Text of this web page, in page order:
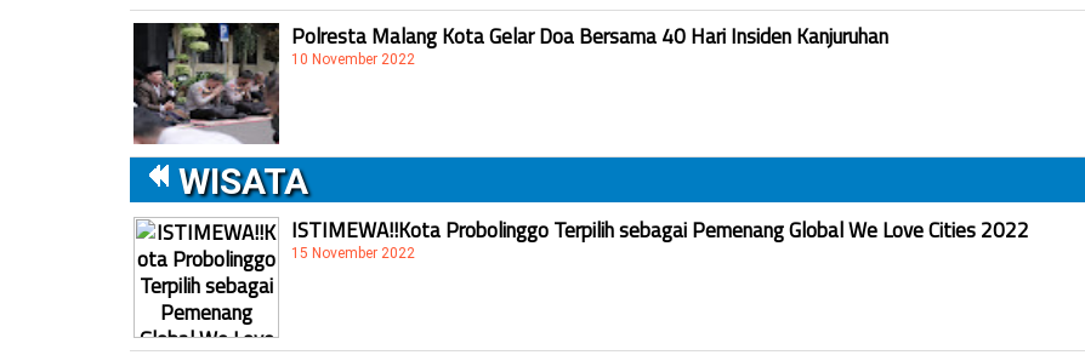
Polresta Malang Kota Gelar Doa Bersama 40 Hari Insiden Kanjuruhan
10 November 2022
WISATA
ISTIMEWA!!Kota Probolinggo Terpilih sebagai Pemenang Global We Love Cities 2022
15 November 2022